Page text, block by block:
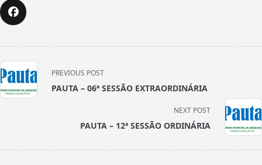
<span
class="nav-
subtitle
PREVIOUS POST
PAUTA – 06ª SESSÃO EXTRAORDINÁRIA
NEXT POST
PAUTA – 12ª SESSÃO ORDINÁRIA